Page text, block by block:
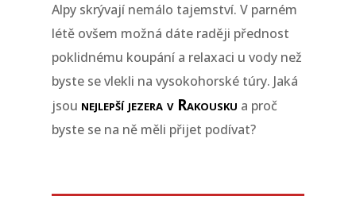
Alpy skrývají nemálo tajemství. V parném
létě ovšem možná dáte raději přednost
poklidnému koupání a relaxaci u vody než
byste se vlekli na vysokohorské túry. Jaká
jsou nejlepší jezera v Rakousku a proč
byste se na ně měli přijet podívat?